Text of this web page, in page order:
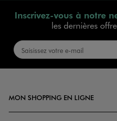
Inscrivez-vous à notre
les dernières
MON SHOPPING EN LIGNE